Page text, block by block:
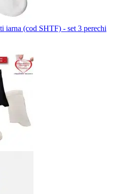
iarna (cod SHTF) - set 3 perechi